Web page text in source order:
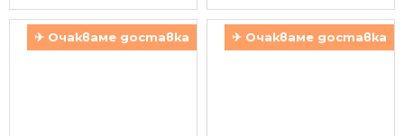
✈ Очакваме доставка ✈ Очакваме доставка